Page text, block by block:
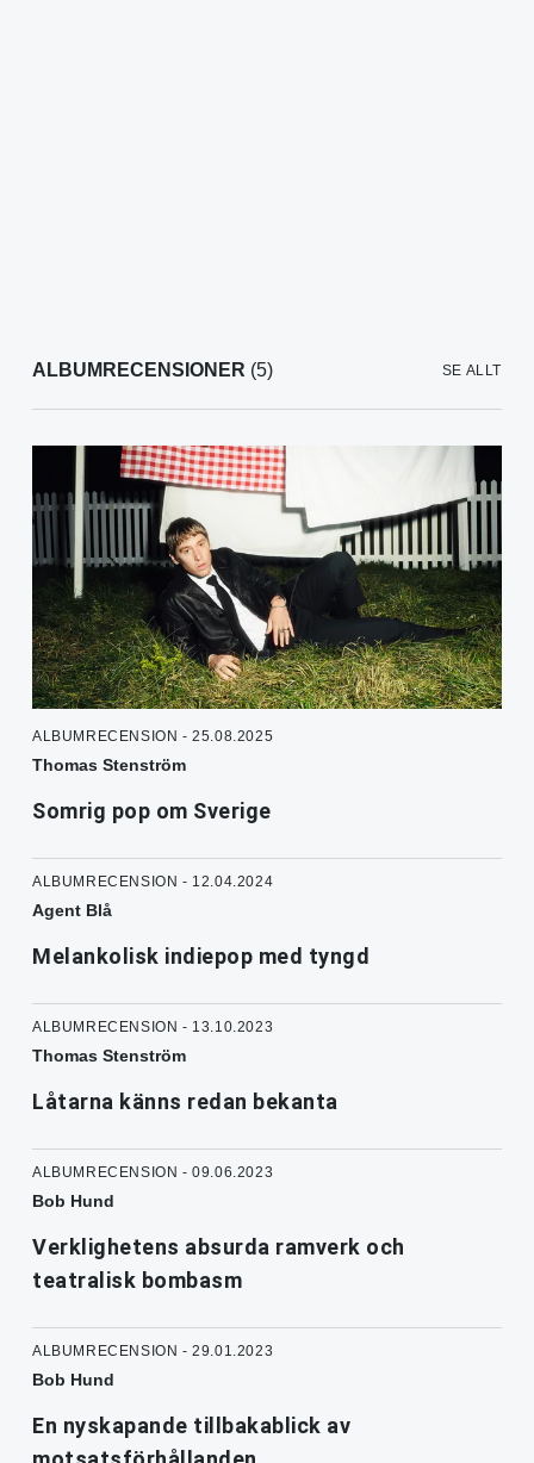
ALBUMRECENSIONER (5) SE ALLT
ALBUMRECENSION - 25.08.2025
Thomas Stenström
Somrig pop om Sverige
ALBUMRECENSION - 12.04.2024
Agent Blå
Melankolisk indiepop med tyngd
ALBUMRECENSION - 13.10.2023
Thomas Stenström
Låtarna känns redan bekanta
ALBUMRECENSION - 09.06.2023
Bob Hund
Verklighetens absurda ramverk och
teatralisk bombasm
ALBUMRECENSION - 29.01.2023
Bob Hund
En nyskapande tillbakablick av